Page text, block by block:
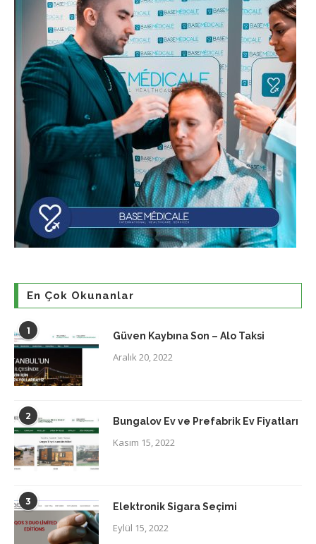
En Çok Okunanlar
1 Güven Kaybına Son – Alo Taksi
Aralık 20, 2022
2 Bungalov Ev ve Prefabrik Ev Fiyatları
Kasım 15, 2022
3 Elektronik Sigara Seçimi
Eylül 15, 2022